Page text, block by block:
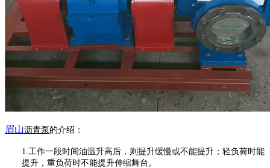
眉山沥青泵 的介绍：
1.工作一段时间油温升高后，则提升缓慢或不能提升；轻负荷时能
提升，重负荷时不能提升伸缩舞台。